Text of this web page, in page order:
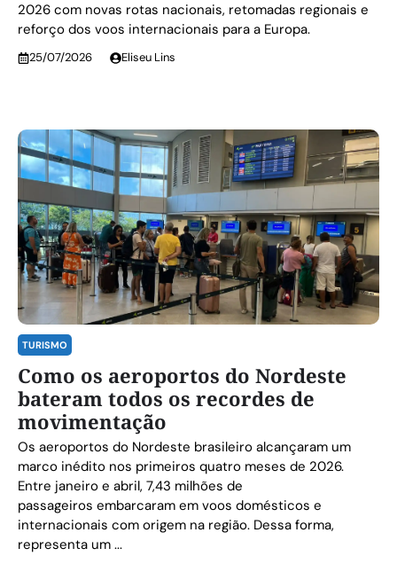
2026 com novas rotas nacionais, retomadas regionais e
reforço dos voos internacionais para a Europa.
25/07/2026 Eliseu Lins
TURISMO
Como os aeroportos do Nordeste
bateram todos os recordes de
movimentação
Os aeroportos do Nordeste brasileiro alcançaram um
marco inédito nos primeiros quatro meses de 2026.
Entre janeiro e abril, 7,43 milhões de
passageiros embarcaram em voos domésticos e
internacionais com origem na região. Dessa forma,
representa um ...